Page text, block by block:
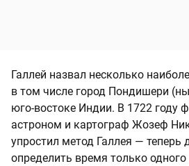
Галлей назвал несколько
в том числе город Пондишери
юго-востоке Индии. В 1722 году
астроном и картограф Жозеф
упростил метод Галлея — теперь
определить время только